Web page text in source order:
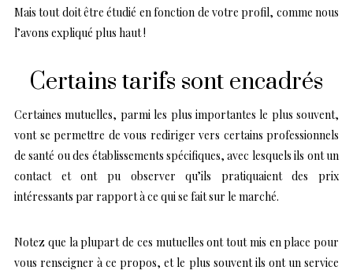
Mais tout doit être étudié en fonction de votre profil, comme nous
l’avons expliqué plus haut !
Certains tarifs sont encadrés
Certaines mutuelles, parmi les plus importantes le plus souvent,
vont se permettre de vous rediriger vers certains professionnels
de santé ou des établissements spécifiques, avec lesquels ils ont un
contact et ont pu observer qu’ils pratiquaient des prix
intéressants par rapport à ce qui se fait sur le marché.
Notez que la plupart de ces mutuelles ont tout mis en place pour
vous renseigner à ce propos, et le plus souvent ils ont un service